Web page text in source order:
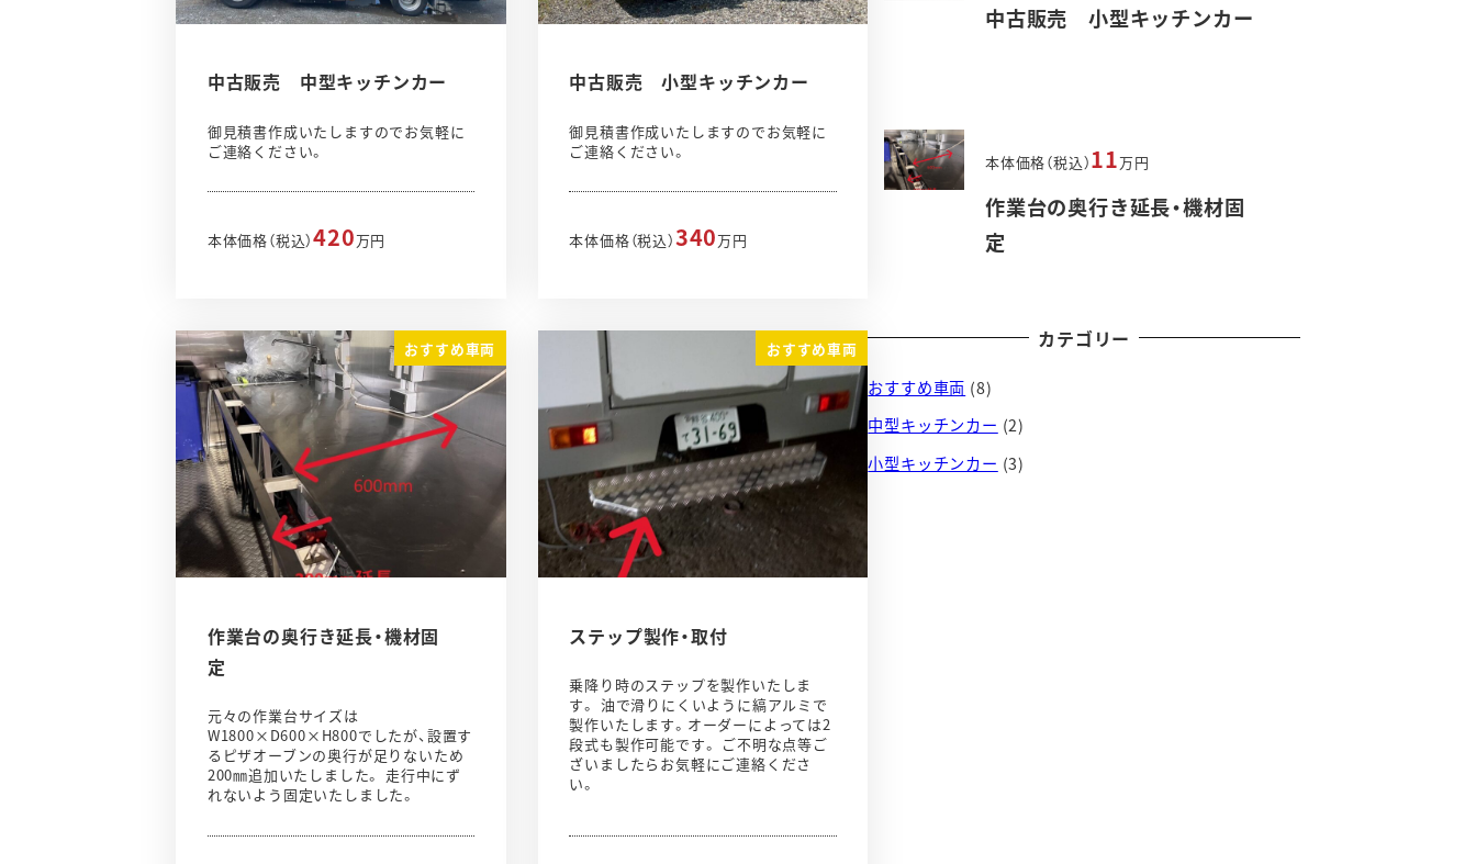
御見積書作成いたしますのでお気軽に
ご連絡ください。
本体価格（税込）420万円
中古販売 中型キッチンカー
御見積書作成いたしますのでお気軽に
ご連絡ください。
本体価格（税込）340万円
中古販売 小型キッチンカー
おすすめ車両
元々の作業台サイズは
W1800×D600×H800でしたが、設置す
るピザオーブンの奥行が足りないため
200㎜追加いたしました。 走行中にず
れないよう固定いたしました。
作業台の奥行き延長・機材固
定
おすすめ車両
乗降り時のステップを製作いたしま
す。 油で滑りにくいように縞アルミで
製作いたします。オーダーによっては2
段式も製作可能です。 ご不明な点等ご
ざいましたらお気軽にご連絡くださ
い。
ステップ製作・取付
中古販売 小型キッチンカー
本体価格（税込）11万円
作業台の奥行き延長・機材固
定
カテゴリー
おすすめ車両 (8)
中型キッチンカー (2)
小型キッチンカー (3)